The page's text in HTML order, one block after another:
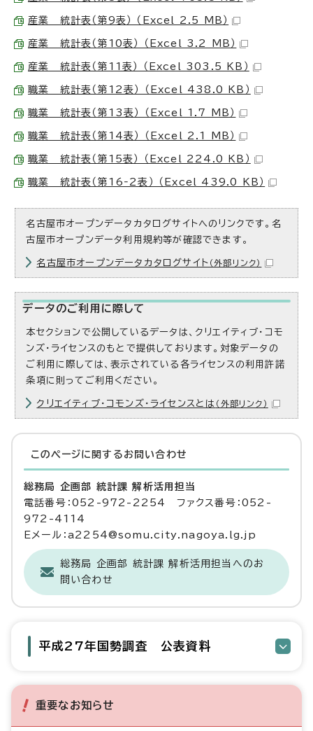
産業 統計表（第9表） （Excel 2.5 MB）
産業 統計表（第10表） （Excel 3.2 MB）
産業 統計表（第11表） （Excel 303.5 KB）
職業 統計表（第12表） （Excel 438.0 KB）
職業 統計表（第13表） （Excel 1.7 MB）
職業 統計表（第14表） （Excel 2.1 MB）
職業 統計表（第15表） （Excel 224.0 KB）
職業 統計表（第16‐2表） （Excel 439.0 KB）
名古屋市オープンデータカタログサイトへのリンクです。名
古屋市オープンデータ利用規約等が確認できます。
名古屋市オープンデータカタログサイト （外部リンク）
データのご利用に際して
本セクションで公開しているデータは、クリエイティブ・コモ
ンズ・ライセンスのもとで提供しております。対象データの
ご利用に際しては、表示されている各ライセンスの利用許諾
条項に則ってご利用ください。
クリエイティブ・コモンズ・ライセンスとは （外部リンク）
このページに関する お問い合わせ
総務局 企画部 統計課 解析活用担当
電話番号：052-972-2254 ファクス番号：052-
972-4114
Eメール：a2254@somu.city.nagoya.lg.jp
総務局 企画部 統計課 解析活用担当へのお
問い合わせ
平成27年国勢調査 公表資料
重要なお知らせ